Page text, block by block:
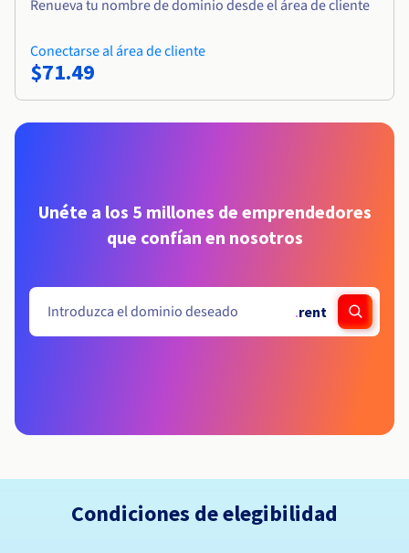
Renueva tu nombre de dominio desde el área de cliente
Conectarse al área de cliente
$71.49
Unéte a los 5 millones de emprendedores
que confían en nosotros
.rent
Condiciones de elegibilidad